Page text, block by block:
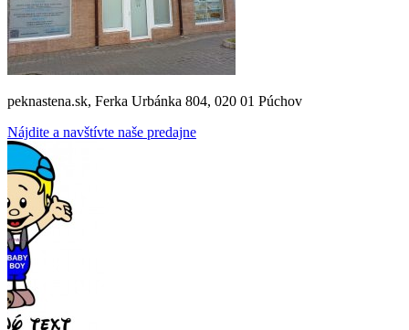
peknastena.sk, Ferka Urbánka 804, 020 01 Púchov
Nájdite a navštívte naše predajne